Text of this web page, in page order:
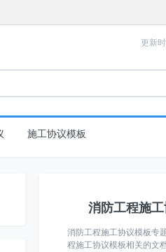
更新
施工协议模板
消防工程施
消防工程施工协议模板专
程施工协议模板相关的文